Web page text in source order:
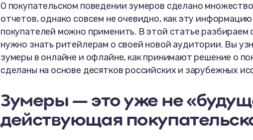
О покупательском поведении зумеров сделано
отчетов, однако совсем не очевидно, как эту
покупателей можно применить. В этой статье разбираем
нужно знать ритейлерам о своей новой аудитории. Вы
зумеры в онлайне и офлайне, как принимают решение о
сделаны на основе десятков российских и зарубежных
Зумеры — это уже не
действующая